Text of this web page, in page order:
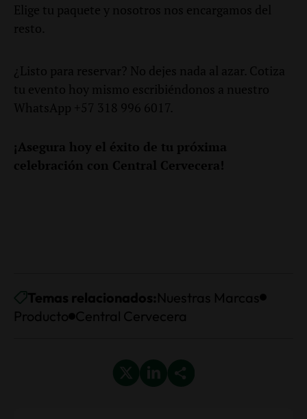
Elige tu paquete y nosotros nos encargamos del
resto.
¿Listo para reservar? No dejes nada al azar. Cotiza
tu evento hoy mismo escribiéndonos a nuestro
WhatsApp +57 318 996 6017.
¡Asegura hoy el éxito de tu próxima
celebración con Central Cervecera!
Temas relacionados:Nuestras Marcas
Producto Central Cervecera